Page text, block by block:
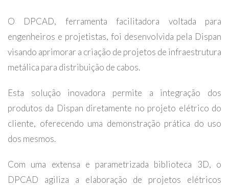
O DPCAD, ferramenta facilitadora voltada para
engenheiros e projetistas, foi desenvolvida pela Dispan
visando aprimorar a criação de projetos de infraestrutura
metálica para distribuição de cabos.
Esta solução inovadora permite a integração dos
produtos da Dispan diretamente no projeto elétrico do
cliente, oferecendo uma demonstração prática do uso
dos mesmos.
Com uma extensa e parametrizada biblioteca 3D, o
DPCAD agiliza a elaboração de projetos elétricos